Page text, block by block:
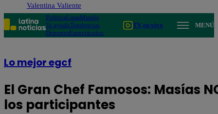
Valentina Valiente
PolíticaLimaMundo
Te ayudoTendencias
DeportesEspectáculos
TV en vivo MENÚ
Lo mejor egcf
El Gran Chef Famosos: Masías
los participantes